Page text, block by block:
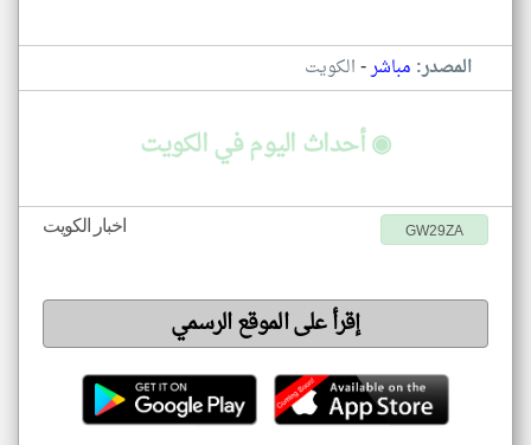
المصدر: مباشر-الكويت
◉ أحداث اليوم في الكويت
اخبار الكويت GW29ZA
إقرأ على الموقع الرسمي